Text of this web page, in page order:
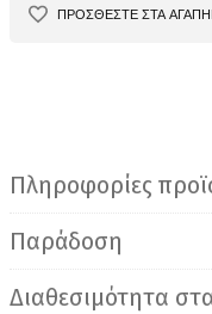
ΠΡΟΣΘΕΣΤΕ ΣΤΑ
Πληροφορίες
Παράδοση
Διαθεσιμότητα